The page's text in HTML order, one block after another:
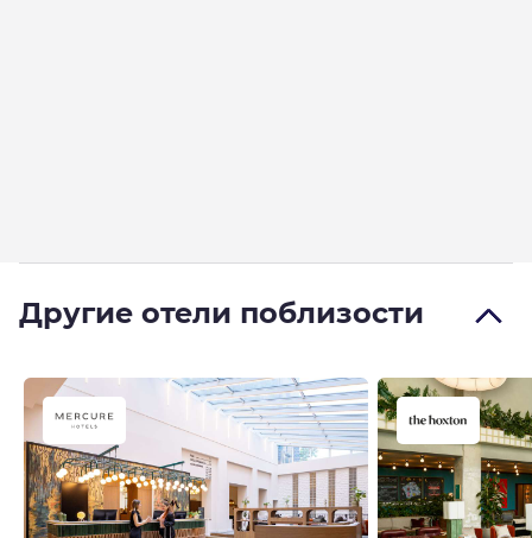
Другие отели поблизости